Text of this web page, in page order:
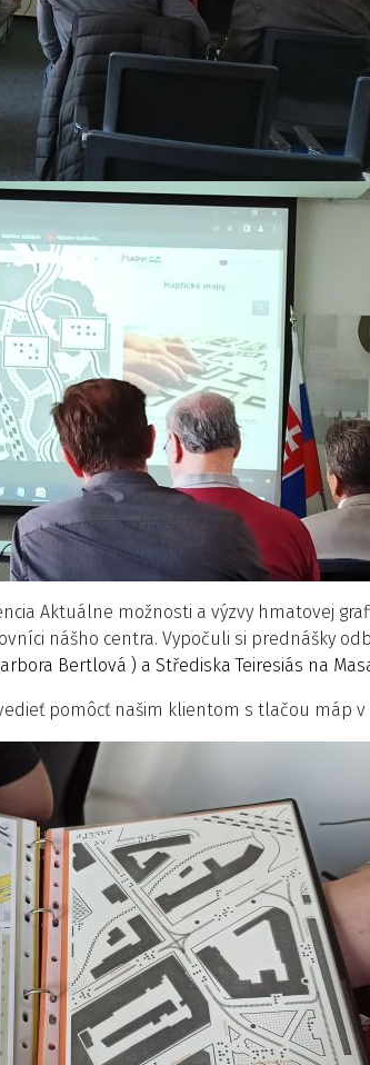
Aktuálne možnosti a výzvy hmatovej
nášho centra. Vypočuli si prednášky
Bertlová ) a Střediska Teiresiás na
pomôcť našim klientom s tlačou máp